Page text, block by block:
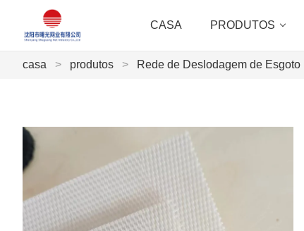
CASA PRODUTOS
casa > produtos > Rede de Deslodagem de Esgoto